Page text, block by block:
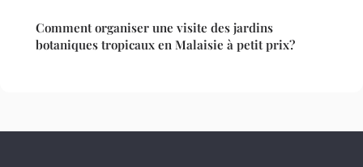
Comment organiser une visite des jardins
botaniques tropicaux en Malaisie à petit prix?